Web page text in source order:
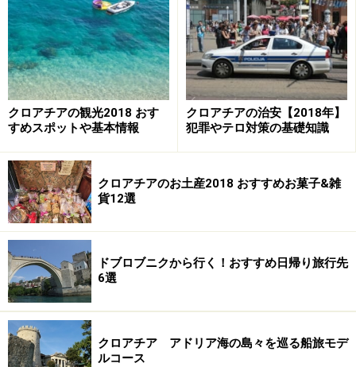
（モデルプラン１）3泊4日 念願のプリト
ヴィッツェ弾丸旅行
長時間のフライトに耐えてでも訪れたい、プリトヴィッツェ
国立湖群公園
「一生に一度は訪れたい世界の絶景」にも選ばれる、ク
ロアチアのプリトヴィッツェ国立湖群公園。「たまたま
ネットで見たエメラルドグリーンに輝く湖の写真を見て
から、ずっと訪れたい憧れの地だった」という方も多
く、過去にガイドも「弾丸旅行でもいいからプリトヴィ
ッツェに行ってみたい」というご相談をいくつか頂いた
ことがあります。そんな方におすすめなのが次にご紹介
するプランです。
クロアチアの観光2018 おす
すめスポットや基本情報
クロアチアの治安【2018年】
犯罪やテロ対策の基礎知識
クロアチアのお土産2018 おすすめお菓子&雑
貨12選
ドブロブニクから行く！おすすめ日帰り旅行先
6選
クロアチア アドリア海の島々を巡る船旅モデ
ルコース